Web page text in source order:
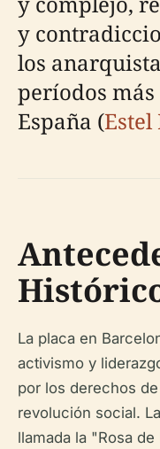
y
los
períodos
España (Estel
La placa en
activismo y
por los derechos
revolución social.
llamada la "Rosa